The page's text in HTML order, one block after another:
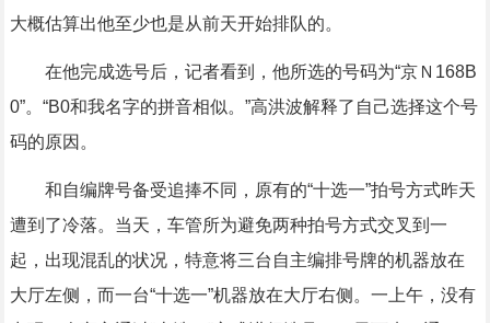
大概估算出他至少也是从前天开始排队的。
在他完成选号后，记者看到，他所选的号码为“京Ｎ168B
0”。“B0和我名字的拼音相似。”高洪波解释了自己选择这个号
码的原因。
和自编牌号备受追捧不同，原有的“十选一”拍号方式昨天
遭到了冷落。当天，车管所为避免两种拍号方式交叉到一
起，出现混乱的状况，特意将三台自主编排号牌的机器放在
大厅左侧，而一台“十选一”机器放在大厅右侧。一上午，没有